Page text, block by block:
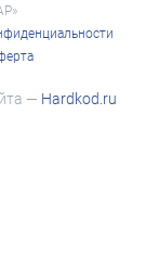
— Hardkod.ru